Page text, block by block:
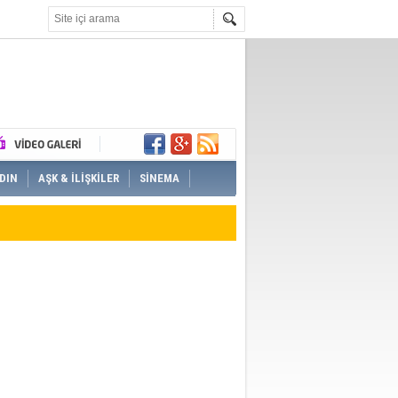
AŞK & İLİŞKİLER SİNEMA